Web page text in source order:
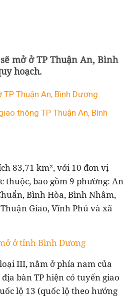
mở ở TP Thuận An, Bình
hoạch.
Thuận An, Bình Dương
thông TP Thuận An, Bình
83,71 km², với 10 đơn vị
thuộc, bao gồm 9 phường: An
Bình Hòa, Bình Nhâm,
Giao, Vĩnh Phú và xã
ở tỉnh Bình Dương
III, nằm ở phía nam của
bàn TP hiện có tuyến giao
lộ 13 (quốc lộ theo hướng